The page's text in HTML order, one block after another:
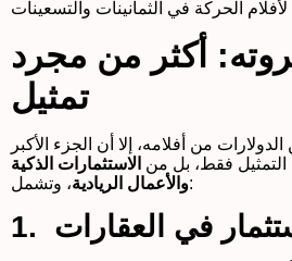
أكثر من مجرد
تمثيل
من أفلامه، إلا أن الجزء الأكبر
فقط، بل من الاستثمارات الذكية
والأعمال الريادية، وتشمل:
في العقارات